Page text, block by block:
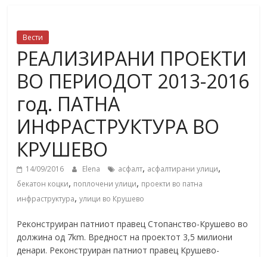
Вести
РЕАЛИЗИРАНИ ПРОЕКТИ
ВО ПЕРИОДОТ 2013-2016
год. ПАТНА
ИНФРАСТРУКТУРА ВО
КРУШЕВО
14/09/2016 Elena асфалт, асфалтирани улици,
бекатон коцки, поплочени улици, проекти во патна
инфраструктура,улици во Крушево
Реконструиран патниот правец Стопанство-Крушево во
должина од 7km. Вредност на проектот 3,5 милиони
денари. Реконструиран патниот правец Крушево-